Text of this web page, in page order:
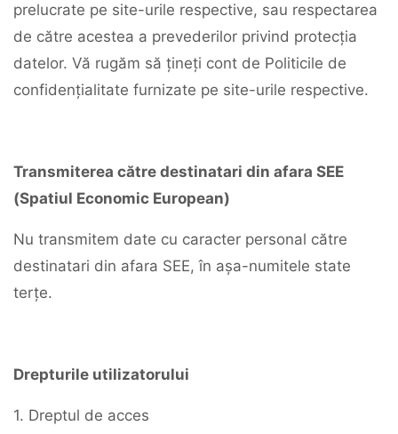
prelucrate pe site-urile respective, sau respectarea
de către acestea a prevederilor privind protecția
datelor. Vă rugăm să țineți cont de Politicile de
confidențialitate furnizate pe site-urile respective.
Transmiterea către destinatari din afara SEE
(Spatiul Economic European)
Nu transmitem date cu caracter personal către
destinatari din afara SEE, în așa-numitele state
terțe.
Drepturile utilizatorului
1. Dreptul de acces